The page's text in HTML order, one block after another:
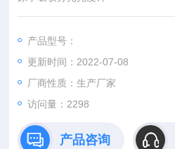
产品型号：
更新时间：2022-07-08
厂商性质：生产厂家
访问量：2298
产品咨询